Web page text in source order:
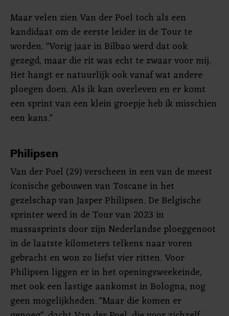
Maar velen zien Van der Poel toch als een
kandidaat om de eerste leider in de Tour te
worden. "Vorig jaar in Bilbao werd dat ook
gezegd, maar die rit was echt te zwaar voor mij.
Het hangt er natuurlijk ook vanaf wat andere
ploegen doen. Als ik kan overleven en er komt
een sprint van een klein groepje heb ik misschien
een kans."
Philipsen
Van der Poel (29) verscheen in een van de meest
iconische gebouwen van Toscane in het
gezelschap van Jasper Philipsen. De Belgische
sprinter werd in de Tour van 2023 in
massasprints door zijn Nederlandse ploeggenoot
in de laatste kilometers telkens naar voren
gebracht en won zo liefst vier ritten. Voor
Philipsen liggen er in het openingsweekeinde,
met ook een lastige aankomst in Bologna, nog
geen mogelijkheden. "Maar die komen er